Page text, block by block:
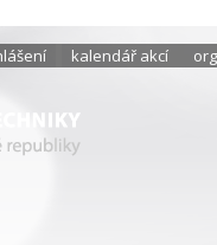
kalendář akcí